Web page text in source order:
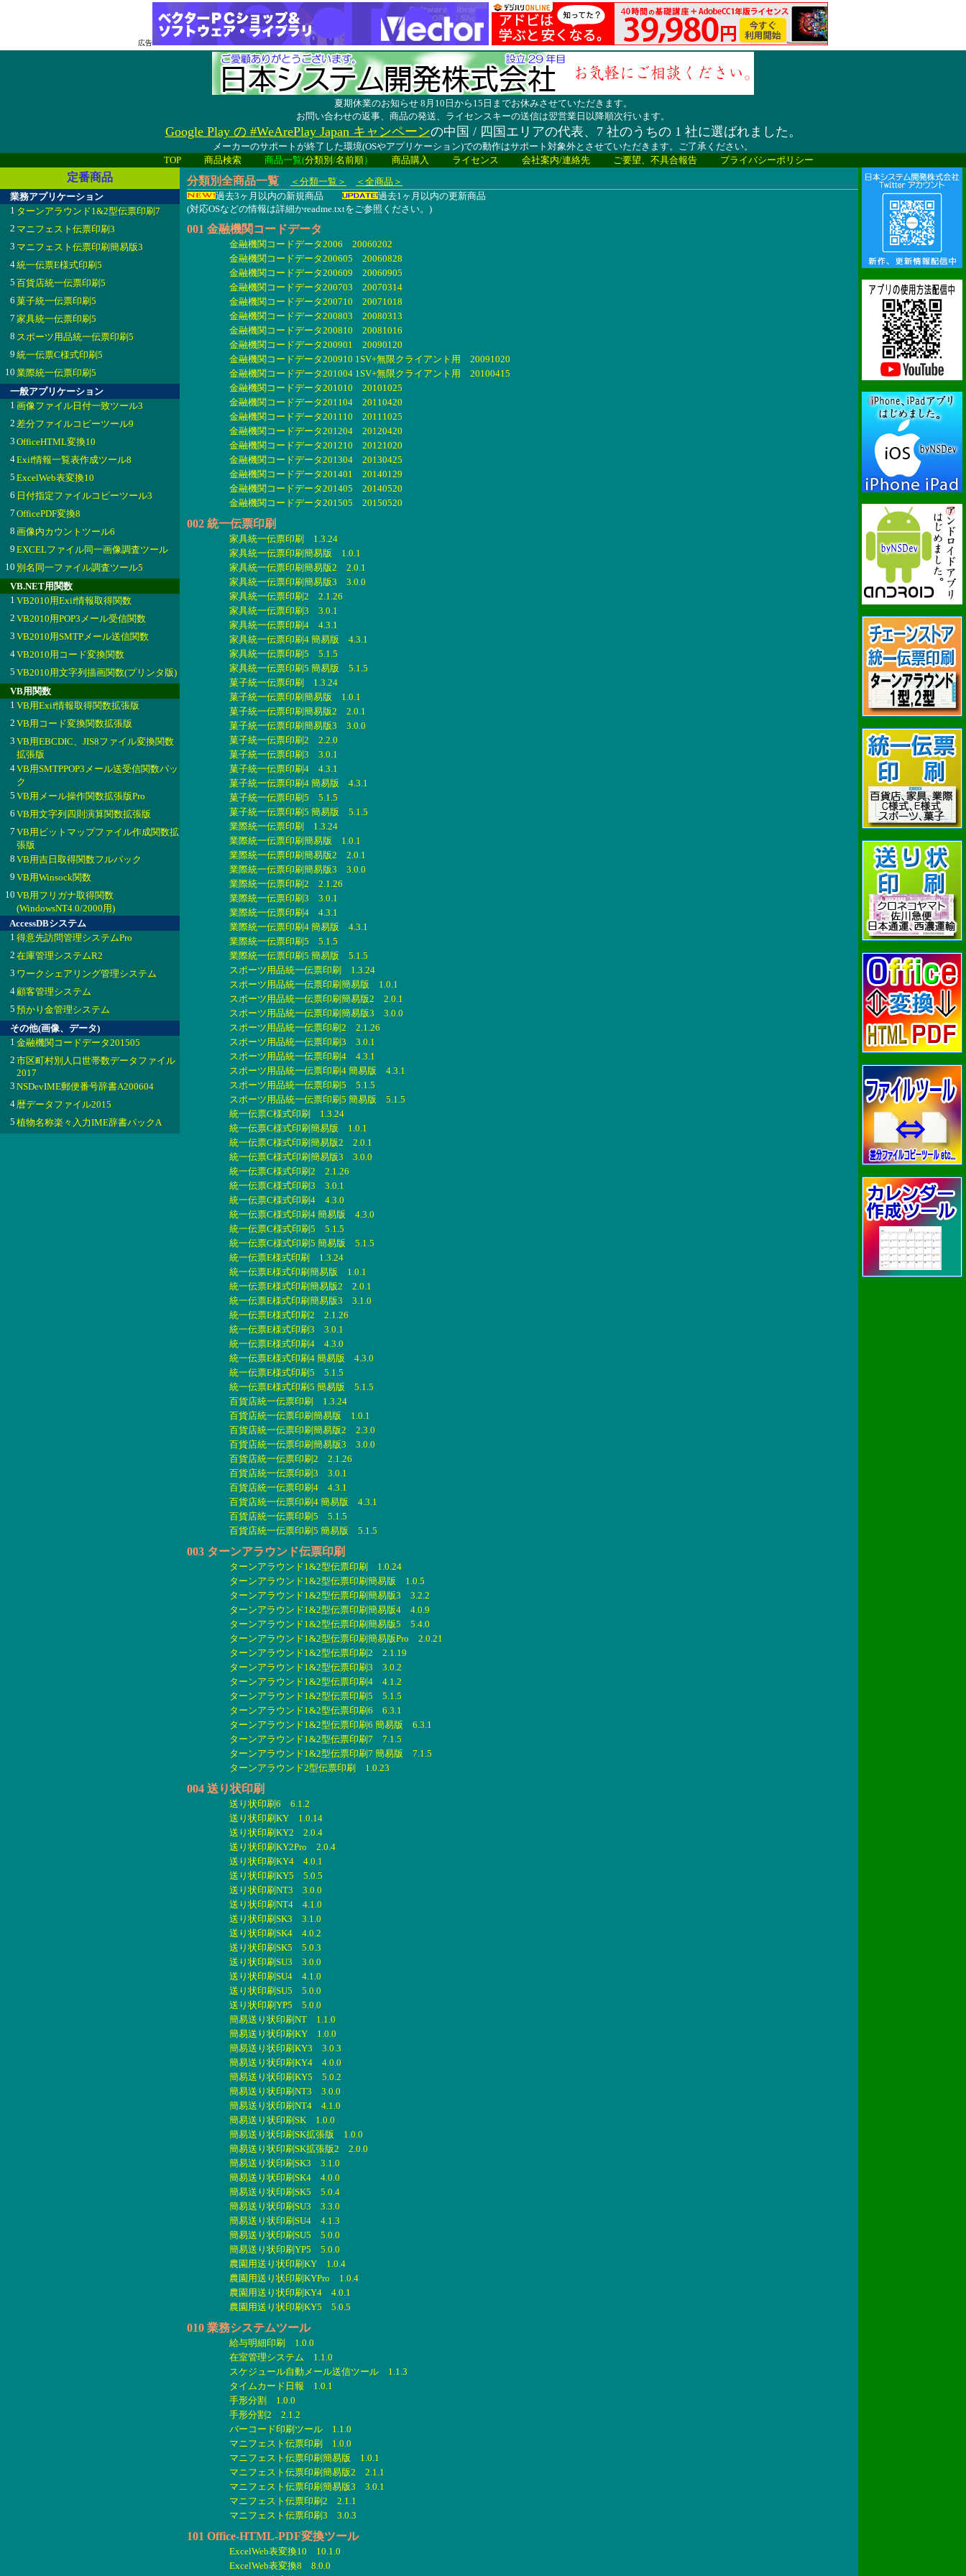
広告
夏期休業のお知らせ 8月10日から15日までお休みさせていただきます。
お問い合わせの返事、商品の発送、ライセンスキーの送信は翌営業日以降順次行います。
Google Play の #WeArePlay Japan キャンペーンの中国 / 四国エリアの代表、7 社のうちの 1 社に選ばれました。
メーカーのサポートが終了した環境(OSやアプリケーション)での動作はサポート対象外とさせていただきます。ご了承ください。
TOP
商品検索 商品一覧(分類別 /名前順） 商品購入 ライセンス 会社案内/連絡先 ご要望、不具合報告 プライバシーポリシー
定番商品
業務アプリケーション
1 ターンアラウンド1&2型伝票印刷7
2 マニフェスト伝票印刷3
3 マニフェスト伝票印刷簡易版3
4統一伝票E様式印刷5
5 百貨店統一伝票印刷5
6 菓子統一伝票印刷5
7 家具統一伝票印刷5
8 スポーツ用品統一伝票印刷5
9 統一伝票C様式印刷5
10 業際統一伝票印刷5
一般アプリケーション
1 画像ファイル日付一致ツール3
2 差分ファイルコピーツール9
3 OfficeHTML変換10
4Exif情報一覧表作成ツール8
5 ExcelWeb表変換10
6 日付指定ファイルコピーツール3
7 OfficePDF変換8
8 画像内カウントツール6
9 EXCELファイル同一画像調査ツール
10 別名同一ファイル調査ツール5
VB.NET用関数
1 VB2010用Exif情報取得関数
2 VB2010用POP3メール受信関数
3 VB2010用SMTPメール送信関数
4VB2010用コード変換関数
5 VB2010用文字列描画関数(プリンタ版)
VB用関数
1 VB用Exif情報取得関数拡張版
2 VB用コード変換関数拡張版
3 VB用EBCDIC、JIS8ファイル変換関数
拡張版
4VB用SMTPPOP3メール送受信関数パッ
ク
5 VB用メール操作関数拡張版Pro
6 VB用文字列四則演算関数拡張版
7 VB用ビットマップファイル作成関数拡
張版
8 VB用吉日取得関数フルパック
9 VB用Winsock関数
10 VB用フリガナ取得関数
(WindowsNT4.0/2000用)
AccessDBシステム
1 得意先訪問管理システムPro
2 在庫管理システムR2
3 ワークシェアリング管理システム
4顧客管理システム
5 預かり金管理システム
その他(画像、データ)
1 金融機関コードデータ201505
2 市区町村別人口世帯数データファイル
2017
3 NSDevIME郵便番号辞書A200604
4暦データファイル2015
5 植物名称楽々入力IME辞書パックA
分類別全商品一覧 ＜分類一覧＞
＜全商品＞
過去3ヶ月以内の新規商品
過去1ヶ月以内の更新商品
(対応OSなどの情報は詳細かreadme.txtをご参照ください。)
001 金融機関コードデータ
金融機関コードデータ2006 20060202
金融機関コードデータ200605 20060828
金融機関コードデータ200609 20060905
金融機関コードデータ200703 20070314
金融機関コードデータ200710 20071018
金融機関コードデータ200803 20080313
金融機関コードデータ200810 20081016
金融機関コードデータ200901 20090120
金融機関コードデータ200910 1SV+無限クライアント用 20091020
金融機関コードデータ201004 1SV+無限クライアント用 20100415
金融機関コードデータ201010 20101025
金融機関コードデータ201104 20110420
金融機関コードデータ201110 20111025
金融機関コードデータ201204 20120420
金融機関コードデータ201210 20121020
金融機関コードデータ201304 20130425
金融機関コードデータ201401 20140129
金融機関コードデータ201405 20140520
金融機関コードデータ201505 20150520
002 統一伝票印刷
家具統一伝票印刷 1.3.24
家具統一伝票印刷簡易版 1.0.1
家具統一伝票印刷簡易版2 2.0.1
家具統一伝票印刷簡易版3 3.0.0
家具統一伝票印刷2 2.1.26
家具統一伝票印刷3 3.0.1
家具統一伝票印刷4 4.3.1
家具統一伝票印刷4 簡易版 4.3.1
家具統一伝票印刷5 5.1.5
家具統一伝票印刷5 簡易版 5.1.5
菓子統一伝票印刷 1.3.24
菓子統一伝票印刷簡易版 1.0.1
菓子統一伝票印刷簡易版2 2.0.1
菓子統一伝票印刷簡易版3 3.0.0
菓子統一伝票印刷2 2.2.0
菓子統一伝票印刷3 3.0.1
菓子統一伝票印刷4 4.3.1
菓子統一伝票印刷4 簡易版 4.3.1
菓子統一伝票印刷5 5.1.5
菓子統一伝票印刷5 簡易版 5.1.5
業際統一伝票印刷 1.3.24
業際統一伝票印刷簡易版 1.0.1
業際統一伝票印刷簡易版2 2.0.1
業際統一伝票印刷簡易版3 3.0.0
業際統一伝票印刷2 2.1.26
業際統一伝票印刷3 3.0.1
業際統一伝票印刷4 4.3.1
業際統一伝票印刷4 簡易版 4.3.1
業際統一伝票印刷5 5.1.5
業際統一伝票印刷5 簡易版 5.1.5
スポーツ用品統一伝票印刷 1.3.24
スポーツ用品統一伝票印刷簡易版 1.0.1
スポーツ用品統一伝票印刷簡易版2 2.0.1
スポーツ用品統一伝票印刷簡易版3 3.0.0
スポーツ用品統一伝票印刷2 2.1.26
スポーツ用品統一伝票印刷3 3.0.1
スポーツ用品統一伝票印刷4 4.3.1
スポーツ用品統一伝票印刷4 簡易版 4.3.1
スポーツ用品統一伝票印刷5 5.1.5
スポーツ用品統一伝票印刷5 簡易版 5.1.5
統一伝票C様式印刷 1.3.24
統一伝票C様式印刷簡易版 1.0.1
統一伝票C様式印刷簡易版2 2.0.1
統一伝票C様式印刷簡易版3 3.0.0
統一伝票C様式印刷2 2.1.26
統一伝票C様式印刷3 3.0.1
統一伝票C様式印刷4 4.3.0
統一伝票C様式印刷4 簡易版 4.3.0
統一伝票C様式印刷5 5.1.5
統一伝票C様式印刷5 簡易版 5.1.5
統一伝票E様式印刷 1.3.24
統一伝票E様式印刷簡易版 1.0.1
統一伝票E様式印刷簡易版2 2.0.1
統一伝票E様式印刷簡易版3 3.1.0
統一伝票E様式印刷2 2.1.26
統一伝票E様式印刷3 3.0.1
統一伝票E様式印刷4 4.3.0
統一伝票E様式印刷4 簡易版 4.3.0
統一伝票E様式印刷5 5.1.5
統一伝票E様式印刷5 簡易版 5.1.5
百貨店統一伝票印刷 1.3.24
百貨店統一伝票印刷簡易版 1.0.1
百貨店統一伝票印刷簡易版2 2.3.0
百貨店統一伝票印刷簡易版3 3.0.0
百貨店統一伝票印刷2 2.1.26
百貨店統一伝票印刷3 3.0.1
百貨店統一伝票印刷4 4.3.1
百貨店統一伝票印刷4 簡易版 4.3.1
百貨店統一伝票印刷5 5.1.5
百貨店統一伝票印刷5 簡易版 5.1.5
003 ターンアラウンド伝票印刷
ターンアラウンド1&2型伝票印刷 1.0.24
ターンアラウンド1&2型伝票印刷簡易版 1.0.5
ターンアラウンド1&2型伝票印刷簡易版3 3.2.2
ターンアラウンド1&2型伝票印刷簡易版4 4.0.9
ターンアラウンド1&2型伝票印刷簡易版5 5.4.0
ターンアラウンド1&2型伝票印刷簡易版Pro 2.0.21
ターンアラウンド1&2型伝票印刷2 2.1.19
ターンアラウンド1&2型伝票印刷3 3.0.2
ターンアラウンド1&2型伝票印刷4 4.1.2
ターンアラウンド1&2型伝票印刷5 5.1.5
ターンアラウンド1&2型伝票印刷6 6.3.1
ターンアラウンド1&2型伝票印刷6 簡易版 6.3.1
ターンアラウンド1&2型伝票印刷7 7.1.5
ターンアラウンド1&2型伝票印刷7 簡易版 7.1.5
ターンアラウンド2型伝票印刷 1.0.23
004 送り状印刷
送り状印刷6 6.1.2
送り状印刷KY 1.0.14
送り状印刷KY2 2.0.4
送り状印刷KY2Pro 2.0.4
送り状印刷KY4 4.0.1
送り状印刷KY5 5.0.5
送り状印刷NT3 3.0.0
送り状印刷NT4 4.1.0
送り状印刷SK3 3.1.0
送り状印刷SK4 4.0.2
送り状印刷SK5 5.0.3
送り状印刷SU3 3.0.0
送り状印刷SU4 4.1.0
送り状印刷SU5 5.0.0
送り状印刷YP5 5.0.0
簡易送り状印刷NT 1.1.0
簡易送り状印刷KY 1.0.0
簡易送り状印刷KY3 3.0.3
簡易送り状印刷KY4 4.0.0
簡易送り状印刷KY5 5.0.2
簡易送り状印刷NT3 3.0.0
簡易送り状印刷NT4 4.1.0
簡易送り状印刷SK 1.0.0
簡易送り状印刷SK拡張版 1.0.0
簡易送り状印刷SK拡張版2 2.0.0
簡易送り状印刷SK3 3.1.0
簡易送り状印刷SK4 4.0.0
簡易送り状印刷SK5 5.0.4
簡易送り状印刷SU3 3.3.0
簡易送り状印刷SU4 4.1.3
簡易送り状印刷SU5 5.0.0
簡易送り状印刷YP5 5.0.0
農園用送り状印刷KY 1.0.4
農園用送り状印刷KYPro 1.0.4
農園用送り状印刷KY4 4.0.1
農園用送り状印刷KY5 5.0.5
010 業務システムツール
給与明細印刷 1.0.0
在室管理システム 1.1.0
スケジュール自動メール送信ツール 1.1.3
タイムカード日報 1.0.1
手形分割 1.0.0
手形分割2 2.1.2
バーコード印刷ツール 1.1.0
マニフェスト伝票印刷 1.0.0
マニフェスト伝票印刷簡易版 1.0.1
マニフェスト伝票印刷簡易版2 2.1.1
マニフェスト伝票印刷簡易版3 3.0.1
マニフェスト伝票印刷2 2.1.1
マニフェスト伝票印刷3 3.0.3
101 Office-HTML-PDF変換ツール
ExcelWeb表変換10 10.1.0
ExcelWeb表変換8 8.0.0